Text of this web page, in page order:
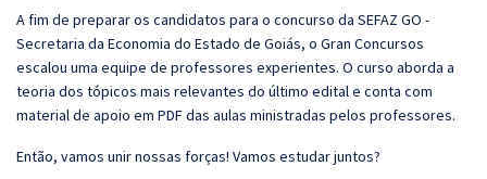
A fim de preparar os candidatos para o concurso da SEFAZ GO -
Secretaria da Economia do Estado de Goiás, o Gran Concursos
escalou uma equipe de professores experientes. O curso aborda a
teoria dos tópicos mais relevantes do último edital e conta com
material de apoio em PDF das aulas ministradas pelos professores.
Então, vamos unir nossas forças! Vamos estudar juntos?